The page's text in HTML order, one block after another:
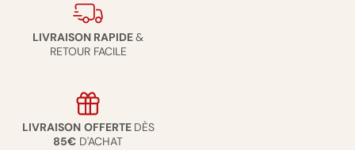
LIVRAISON RAPIDE&
RETOUR FACILE
LIVRAISON OFFERTE DÈS
85€ D'ACHAT